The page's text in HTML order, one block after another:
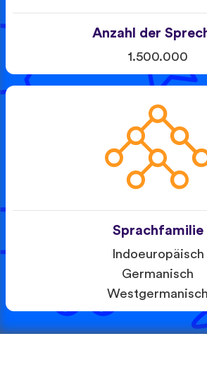
Anzahl der
1.500.000
Sprachfamilie
Indoeuropäisch
Germanisch
Westgermanisch